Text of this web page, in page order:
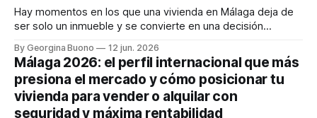
Hay momentos en los que una vivienda en Málaga deja de
ser solo un inmueble y se convierte en una decisión
en un mercado donde el comprador internacional llega
rápido, bien informado y con poder de decisión. Si alquilas,
quieres rentabilidad, sí,
By Georgina Buono 12 jun. 2026
Málaga 2026: el perfil internacional que más
presiona el mercado y cómo posicionar tu
vivienda para vender o alquilar con
seguridad y máxima rentabilidad